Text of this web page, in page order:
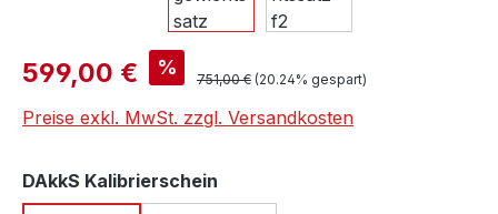
Verkaufspreis:
599,00 € % Regulärer Preis:
751,00 € (20.24% gespart)
Preise exkl. MwSt. zzgl. Versandkosten
DAkkS Kalibrierschein